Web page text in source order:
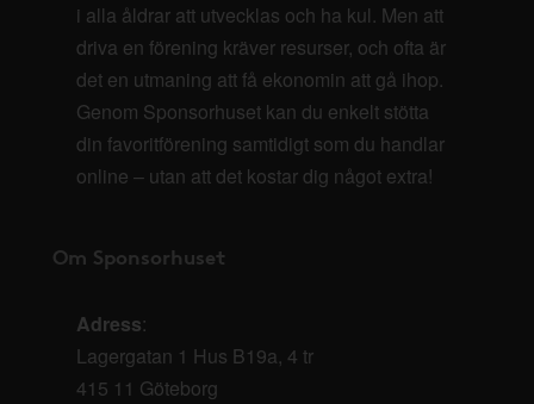
i alla åldrar att utvecklas och ha kul. Men att
driva en förening kräver resurser, och ofta är
det en utmaning att få ekonomin att gå ihop.
Genom Sponsorhuset kan du enkelt stötta
din favoritförening samtidigt som du handlar
online – utan att det kostar dig något extra!
Om Sponsorhuset
Adress:
Lagergatan 1 Hus B19a, 4 tr
415 11 Göteborg